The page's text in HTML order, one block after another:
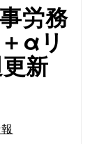
労務
αリ
新